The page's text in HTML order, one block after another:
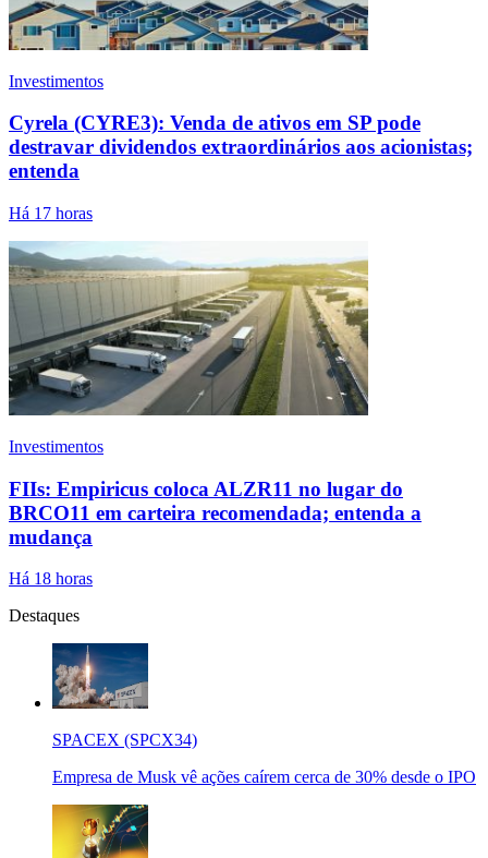
Investimentos
Cyrela (CYRE3): Venda de ativos em SP pode
destravar dividendos extraordinários aos acionistas;
entenda
Há 17 horas
Investimentos
FIIs: Empiricus coloca ALZR11 no lugar do
BRCO11 em carteira recomendada; entenda a
mudança
Há 18 horas
Destaques
SPACEX (SPCX34)
Empresa de Musk vê ações caírem cerca de 30% desde o IPO